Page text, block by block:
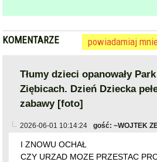
KOMENTARZE powiadamiaj
Tłumy dzieci opanowały
Ziębicach. Dzień Dziecka
zabawy [foto]
2026-06-01 10:14:24 gość: ~WOJTEK
I ZNOWU OCHAŁ
CZY URZAD MOZE PRZESTAC